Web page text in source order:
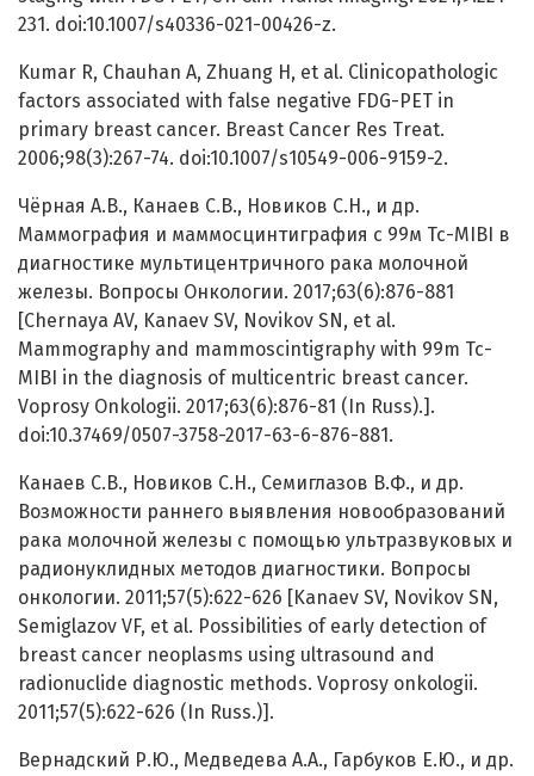
231. doi:10.1007/s40336-021-00426-z.
Kumar R, Chauhan A, Zhuang H, et al. Clinicopathologic
factors associated with false negative FDG-PET in
primary breast cancer. Breast Cancer Res Treat.
2006;98(3):267-74. doi:10.1007/s10549-006-9159-2.
Чёрная А.В., Канаев С.В., Новиков С.Н., и др.
Маммография и маммосцинтиграфия с 99м Тс-MIBI в
диагностике мультицентричного рака молочной
железы. Вопросы Онкологии. 2017;63(6):876-881
[Chernaya AV, Kanaev SV, Novikov SN, et al.
Mammography and mammoscintigraphy with 99m Тс-
MIBI in the diagnosis of multicentric breast cancer.
Voprosy Onkologii. 2017;63(6):876-81 (In Russ).].
doi:10.37469/0507-3758-2017-63-6-876-881.
Канаев C.В., Новиков С.Н., Семиглазов В.Ф., и др.
Возможности раннего выявления новообразований
рака молочной железы с помощью ультразвуковых и
радионуклидных методов диагностики. Вопросы
онкологии. 2011;57(5):622-626 [Kanaev SV, Novikov SN,
Semiglazov VF, et al. Possibilities of early detection of
breast cancer neoplasms using ultrasound and
radionuclide diagnostic methods. Voprosy onkologii.
2011;57(5):622-626 (In Russ.)].
Вернадский Р.Ю., Медведева А.А., Гарбуков Е.Ю., и др.